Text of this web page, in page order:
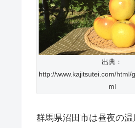
出典：
http://www.kajitsutei.com/html/
ml
群馬県沼田市は昼夜の